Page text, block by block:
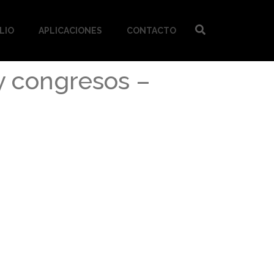
APLICACIONES CONTACTO
congresos –